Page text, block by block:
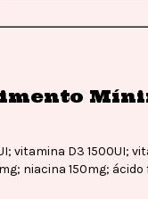
vitamina D3 1500UI;
niacina 150mg;